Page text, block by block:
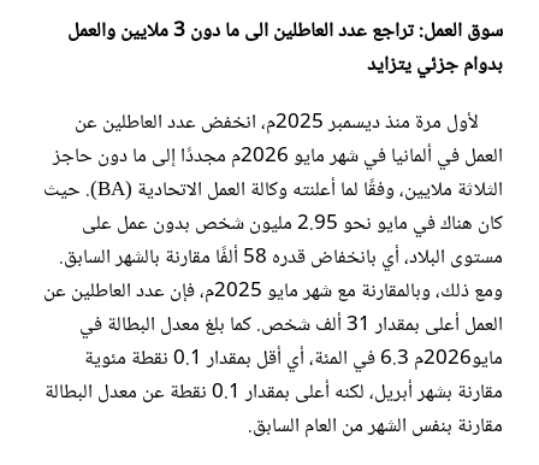
سوق العمل: تراجع عدد العاطلين الى ما دون 3 ملايين و
العمل
بدوام جزئي يتزايد
لأول مرة منذ ديسمبر 2025م، انخفض عدد العاطلين عن
العمل في ألمانيا في شهر مايو 2026م مجددًا إلى ما دون حاجز
الثلاثة ملايين، وفقًا لما أعلنته وكالة العمل الاتحادية (BA). حيث
كان هناك في مايو نحو 2.95 مليون شخص بدون عمل على
مستوى البلاد، أي بانخفاض قدره 58 ألفًا مقارنة بالشهر السابق.
ومع ذلك، وبالمقارنة مع شهر مايو 2025م، فإن عدد العاطلين عن
العمل أعلى بمقدار 31 ألف شخص. كما بلغ معدل البطالة في
مايو2026م 6.3 في المئة، أي أقل بمقدار 0.1 نقطة مئوية
مقارنة بشهر أبريل، لكنه أعلى بمقدار 0.1 نقطة عن معدل البطالة
مقارنة بنفس الشهر من العام السابق.